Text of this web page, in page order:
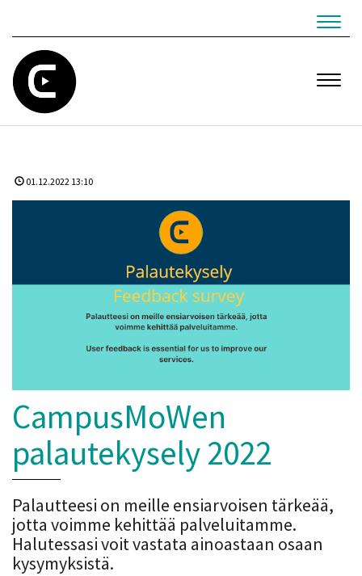
01.12.2022 13:10
CampusMoWen
palautekysely 2022
Palautteesi on meille ensiarvoisen tärkeää,
jotta voimme kehittää palveluitamme.
Halutessasi voit vastata ainoastaan osaan
kysymyksistä.